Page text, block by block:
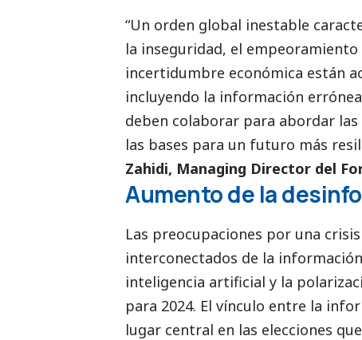
“Un orden global inestable
la inseguridad, el
incertidumbre económica están
incluyendo la información
deben colaborar para abordar
las bases para un futuro más
Zahidi, Managing Director del
Aumento de la
Las preocupaciones por una
interconectados de la
inteligencia artificial y la
para 2024. El vínculo entre la
lugar central en las elecciones